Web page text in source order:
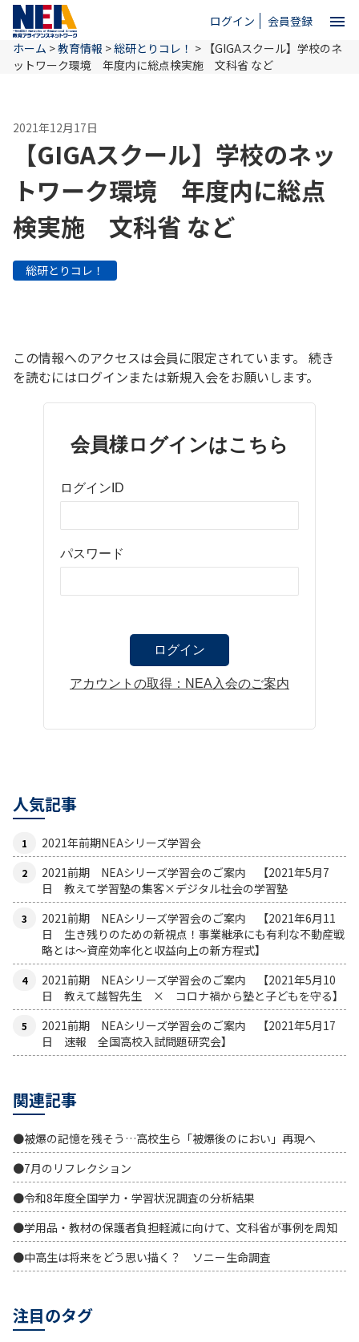
ログイン 会員登録 menu
ホーム
NEAとは
教育情報
お問い合わせ
ホーム >教育情報 >総研とりコレ！ > 【GIGAスクール】学校のネ
ットワーク環境 年度内に総点検実施 文科省 など
2021年12月17日
【GIGAスクール】学校のネッ
トワーク環境 年度内に総点
検実施 文科省 など
総研とりコレ！
この情報へのアクセスは会員に限定されています。 続き
を読むにはログインまたは新規入会をお願いします。
会員様ログインはこちら
ログインID
パスワード
アカウントの取得：NEA入会のご案内
人気記事
2021年前期NEAシリーズ学習会
2021前期 NEAシリーズ学習会のご案内 【2021年5月7
日 教えて学習塾の集客×デジタル社会の学習塾
2021前期 NEAシリーズ学習会のご案内 【2021年6月11
日 生き残りのための新視点！事業継承にも有利な不動産戦
略とは〜資産効率化と収益向上の新方程式】
2021前期 NEAシリーズ学習会のご案内 【2021年5月10
日 教えて越智先生 × コロナ禍から塾と子どもを守る】
2021前期 NEAシリーズ学習会のご案内 【2021年5月17
日 速報 全国高校入試問題研究会】
関連記事
●被爆の記憶を残そう…高校生ら「被爆後のにおい」再現へ
●7月のリフレクション
●令和8年度全国学力・学習状況調査の分析結果
●学用品・教材の保護者負担軽減に向けて、文科省が事例を周知
●中高生は将来をどう思い描く？ ソニー生命調査
注目のタグ